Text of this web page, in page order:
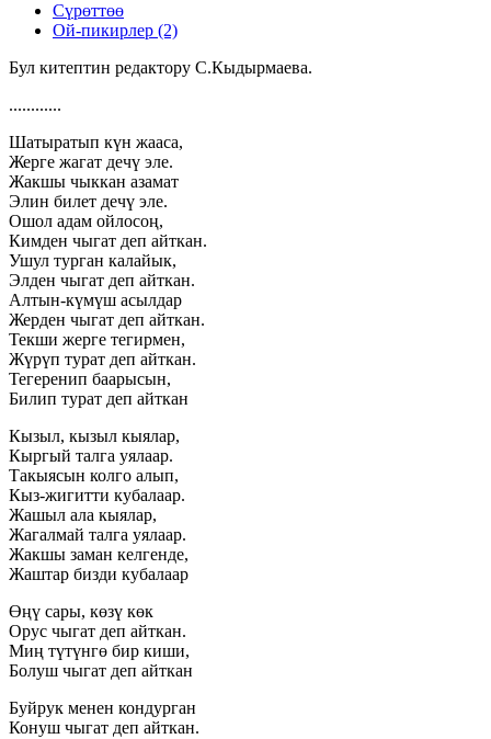
Сүрөттөө
Ой-пикирлер (2)
Бул китептин редактору С.Кыдырмаева.
............
Шатыратып күн жааса,
Жерге жагат дечү эле.
Жакшы чыккан азамат
Элин билет дечү эле.
Ошол адам ойлосоң,
Кимден чыгат деп айткан.
Ушул турган калайык,
Элден чыгат деп айткан.
Алтын-күмүш асылдар
Жерден чыгат деп айткан.
Текши жерге тегирмен,
Жүрүп турат деп айткан.
Тегеренип баарысын,
Билип турат деп айткан
Кызыл, кызыл кыялар,
Кыргый талга уялаар.
Такыясын колго алып,
Кыз-жигитти кубалаар.
Жашыл ала кыялар,
Жагалмай талга уялаар.
Жакшы заман келгенде,
Жаштар бизди кубалаар
Өңү сары, көзү көк
Орус чыгат деп айткан.
Миң түтүнгө бир киши,
Болуш чыгат деп айткан
Буйрук менен кондурган
Конуш чыгат деп айткан.